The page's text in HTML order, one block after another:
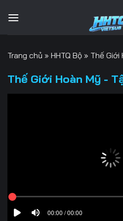
qua
Trang chủ » HHTQ Bộ » Thế Giới
Thế Giới Hoàn Mỹ -
00:00 / 00:00